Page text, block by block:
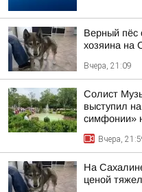
Верный пёс
хозяина на
Вчера, 21:09
Солист
выступил
симфонии»
Вчера,
На
ценой